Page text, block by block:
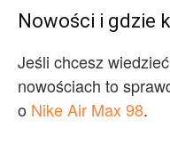
Nowości i gdzie
Jeśli chcesz
nowościach to
o Nike Air Max 98.